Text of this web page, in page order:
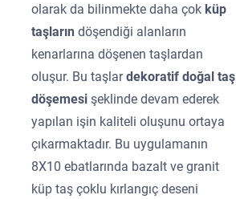
olarak da bilinmekte daha çok küp
taşların döşendiği alanların
kenarlarına döşenen taşlardan
oluşur. Bu taşlardekoratif doğal taş
döşemesişeklinde devam ederek
yapılan işin kaliteli oluşunu ortaya
çıkarmaktadır. Bu uygulamanın
8X10 ebatlarında bazalt ve granit
küp taş çoklu kırlangıç deseni